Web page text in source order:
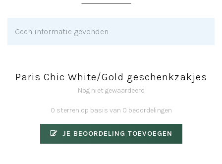
Geen informatie gevonden
Paris Chic White/Gold geschenkzakjes
Nog niet gewaardeerd
0 sterren op basis van 0 beoordelingen
JE BEOORDELING TOEVOEGEN